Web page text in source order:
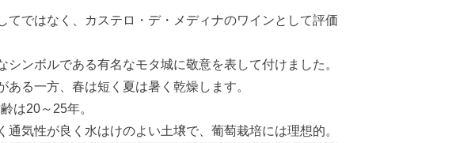
ではなく、カステロ・デ・メディナのワインとして評価
ンボルである有名なモタ城に敬意を表して付けました。
る一方、春は短く夏は暑く乾燥します。
は20～25年。
気性が良く水はけのよい土壌で、葡萄栽培には理想的。